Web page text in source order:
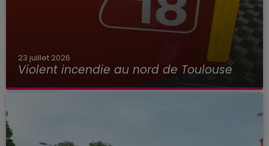
23 juillet 2026
Violent incendie au nord de Toulouse